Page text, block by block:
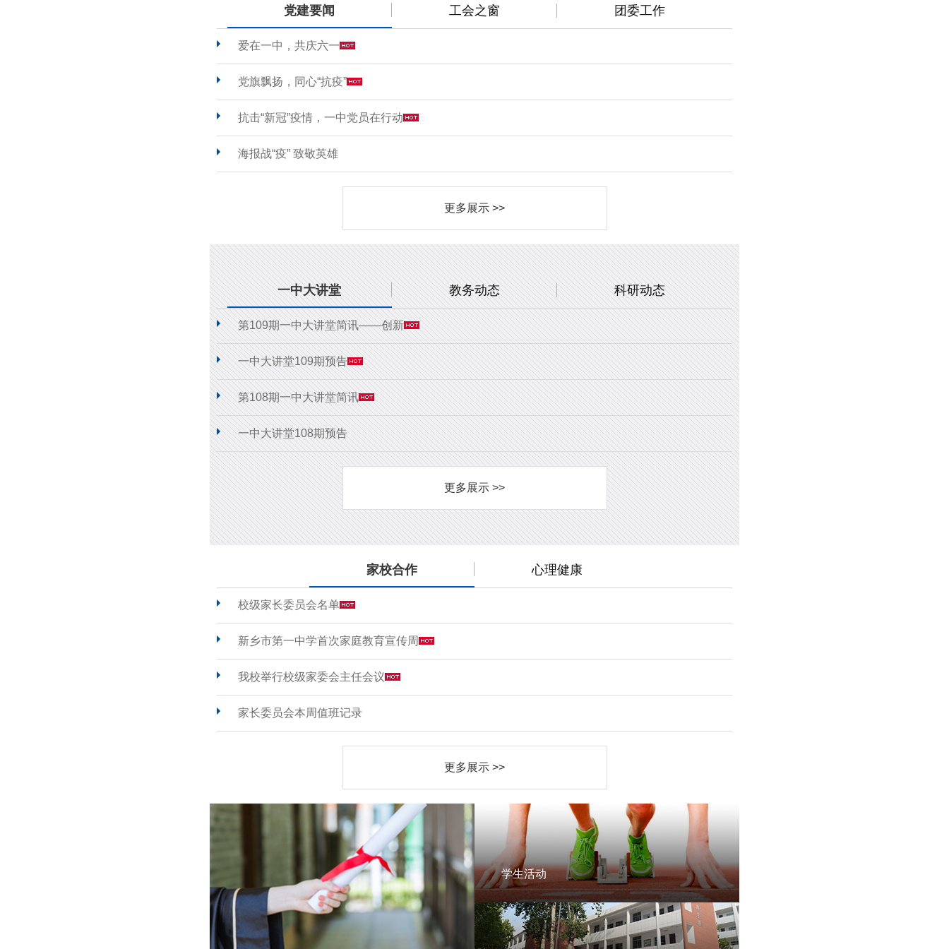
党建要闻 工会之窗 团委工作
爱在一中，共庆六一
党旗飘扬，同心“抗疫”
抗击“新冠”疫情，一中党员在行动
海报战“疫” 致敬英雄
更多展示 >>
一中大讲堂 教务动态 科研动态
第109期一中大讲堂简讯——创新
一中大讲堂109期预告
第108期一中大讲堂简讯
一中大讲堂108期预告
更多展示 >>
家校合作 心理健康
校级家长委员会名单
新乡市第一中学首次家庭教育宣传周
我校举行校级家委会主任会议
家长委员会本周值班记录
更多展示 >>
学生活动
学生活动